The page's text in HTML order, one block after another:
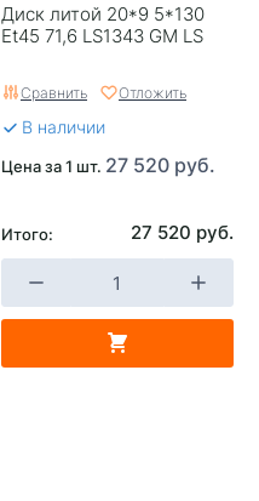
Диск литой 20*9 5*130
Et45 71,6 LS1343 GM LS
Сравнить Отложить
В наличии
Цена за 1 шт. 27 520 руб.
Итого: 27 520 руб.